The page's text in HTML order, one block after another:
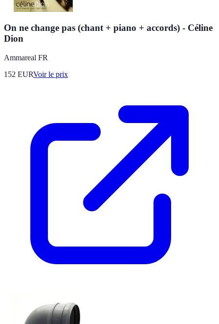
On ne change pas (chant + piano + accords) - Céline
Dion
Ammareal FR
152 EURVoir le prix